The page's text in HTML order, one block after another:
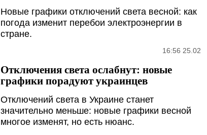
Новые графики отключений света весной: как
погода изменит перебои электроэнергии в
стране.
16:56 25.02
Отключения света ослабнут: новые
графики порадуют украинцев
Отключений света в Украине станет
значительно меньше: новые графики весной
многое изменят, но есть нюанс.